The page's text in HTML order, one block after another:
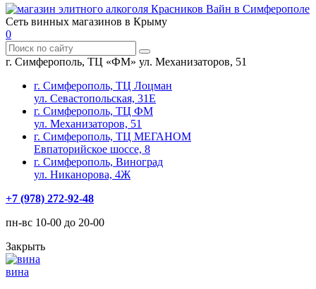
Сеть винных магазинов в Крыму
0
г. Симферополь, ТЦ «ФМ» ул. Механизаторов, 51
г. Симферополь, ТЦ Лоцман
ул. Севастопольская, 31Е
г. Симферополь, ТЦ ФМ
ул. Механизаторов, 51
г. Симферополь, ТЦ МЕГАНОМ
Евпаторийское шоссе, 8
г. Симферополь, Виноград
ул. Никанорова, 4Ж
+7 (978) 272-92-48
пн-вс 10-00 до 20-00
Закрыть
вина